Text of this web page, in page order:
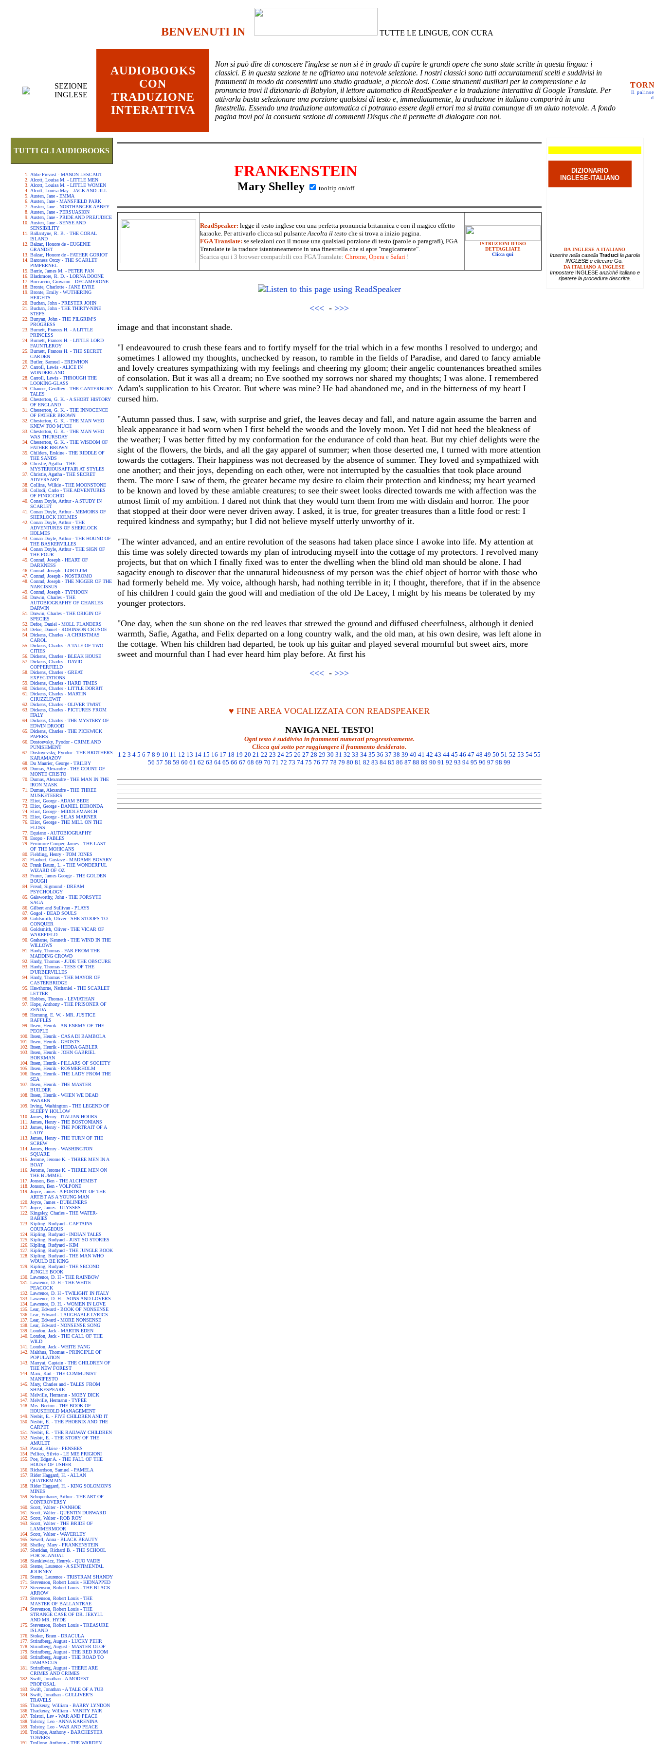
BENVENUTI IN TUTTE LE LINGUE, CON CURA
SEZIONE
INGLESE
AUDIOBOOKS
CON
TRADUZIONE
INTERATTIVA
Non si può dire di conoscere l'inglese se non si è in grado di capire le grandi opere che sono state scritte in questa lingua: i
classici. E in questa sezione te ne offriamo una notevole selezione. I nostri classici sono tutti accuratamenti scelti e suddivisi in
frammenti in modo da consentirti uno studio graduale, a piccole dosi. Come strumenti ausiliari per la comprensione e la
pronuncia trovi il dizionario di Babylon, il lettore automatico di ReadSpeaker e la traduzione interattiva di Google Translate. Per
attivarla basta selezionare una porzione qualsiasi di testo e, immediatamente, la traduzione in italiano comparirà in una
finestrella. Essendo una traduzione automatica ci potranno essere degli errori ma si tratta comunque di un aiuto notevole. A fondo
pagina trovi poi la consueta sezione di commenti Disqus che ti permette di dialogare con noi.
Il
TUTTI GLI AUDIOBOOKS
Abbe Prevost - MANON LESCAUT
Alcott, Louisa M. - LITTLE MEN
Alcott, Louisa M. - LITTLE WOMEN
Alcott, Louisa May - JACK AND JILL
Austen, Jane - EMMA
Austen, Jane - MANSFIELD PARK
Austen, Jane - NORTHANGER ABBEY
Austen, Jane - PERSUASION
Austen, Jane - PRIDE AND PREJUDICE
Austen, Jane - SENSE AND
SENSIBILITY
Ballantyne, R. B. - THE CORAL
ISLAND
Balzac, Honore de - EUGENIE
GRANDET
Balzac, Honore de - FATHER GORIOT
Baroness Orczy - THE SCARLET
PIMPERNEL
Barrie, James M. - PETER PAN
Blackmore, R. D. - LORNA DOONE
Boccaccio, Giovanni - DECAMERONE
Bronte, Charlotte - JANE EYRE
Bronte, Emily - WUTHERING
HEIGHTS
Buchan, John - PRESTER JOHN
Buchan, John - THE THIRTY-NINE
STEPS
Bunyan, John - THE PILGRIM'S
PROGRESS
Burnett, Frances H. - A LITTLE
PRINCESS
Burnett, Frances H. - LITTLE LORD
FAUNTLEROY
Burnett, Frances H. - THE SECRET
GARDEN
Butler, Samuel - EREWHON
Carroll, Lewis - ALICE IN
WONDERLAND
Carroll, Lewis - THROUGH THE
LOOKING-GLASS
Chaucer, Geoffrey - THE CANTERBURY
TALES
Chesterton, G. K. - A SHORT HISTORY
OF ENGLAND
Chesterton, G. K. - THE INNOCENCE
OF FATHER BROWN
Chesterton, G. K. - THE MAN WHO
KNEW TOO MUCH
Chesterton, G. K. - THE MAN WHO
WAS THURSDAY
Chesterton, G. K. - THE WISDOM OF
FATHER BROWN
Childers, Erskine - THE RIDDLE OF
THE SANDS
Christie, Agatha - THE
MYSTERIOUSAFFAIR AT STYLES
Christie, Agatha - THE SECRET
ADVERSARY
Collins, Wilkie - THE MOONSTONE
Collodi, Carlo - THE ADVENTURES
OF PINOCCHIO
Conan Doyle, Arthur - A STUDY IN
SCARLET
Conan Doyle, Arthur - MEMOIRS OF
SHERLOCK HOLMES
Conan Doyle, Arthur - THE
ADVENTURES OF SHERLOCK
HOLMES
Conan Doyle, Arthur - THE HOUND OF
THE BASKERVILLES
Conan Doyle, Arthur - THE SIGN OF
THE FOUR
Conrad, Joseph - HEART OF
DARKNESS
Conrad, Joseph - LORD JIM
Conrad, Joseph - NOSTROMO
Conrad, Joseph - THE NIGGER OF THE
NARCISSUS
Conrad, Joseph - TYPHOON
Darwin, Charles - THE
AUTOBIOGRAPHY OF CHARLES
DARWIN
Darwin, Charles - THE ORIGIN OF
SPECIES
Defoe, Daniel - MOLL FLANDERS
Defoe, Daniel - ROBINSON CRUSOE
Dickens, Charles - A CHRISTMAS
CAROL
Dickens, Charles - A TALE OF TWO
CITIES
Dickens, Charles - BLEAK HOUSE
Dickens, Charles - DAVID
COPPERFIELD
Dickens, Charles - GREAT
EXPECTATIONS
Dickens, Charles - HARD TIMES
Dickens, Charles - LITTLE DORRIT
Dickens, Charles - MARTIN
CHUZZLEWIT
Dickens, Charles - OLIVER TWIST
Dickens, Charles - PICTURES FROM
ITALY
Dickens, Charles - THE MYSTERY OF
EDWIN DROOD
Dickens, Charles - THE PICKWICK
PAPERS
Dostoevsky, Fyodor - CRIME AND
PUNISHMENT
Dostoyevsky, Fyodor - THE BROTHERS
KARAMAZOV
Du Maurier, George - TRILBY
Dumas, Alexandre - THE COUNT OF
MONTE CRISTO
Dumas, Alexandre - THE MAN IN THE
IRON MASK
Dumas, Alexandre - THE THREE
MUSKETEERS
Eliot, George - ADAM BEDE
Eliot, George - DANIEL DERONDA
Eliot, George - MIDDLEMARCH
Eliot, George - SILAS MARNER
Eliot, George - THE MILL ON THE
FLOSS
Equiano - AUTOBIOGRAPHY
Esopo - FABLES
Fenimore Cooper, James - THE LAST
OF THE MOHICANS
Fielding, Henry - TOM JONES
Flaubert, Gustave - MADAME BOVARY
Frank Baum, L. - THE WONDERFUL
WIZARD OF OZ
Frazer, James George - THE GOLDEN
BOUGH
Freud, Sigmund - DREAM
PSYCHOLOGY
Galsworthy, John - THE FORSYTE
SAGA
Gilbert and Sullivan - PLAYS
Gogol - DEAD SOULS
Goldsmith, Oliver - SHE STOOPS TO
CONQUER
Goldsmith, Oliver - THE VICAR OF
WAKEFIELD
Grahame, Kenneth - THE WIND IN THE
WILLOWS
Hardy, Thomas - FAR FROM THE
MADDING CROWD
Hardy, Thomas - JUDE THE OBSCURE
Hardy, Thomas - TESS OF THE
D'URBERVILLES
Hardy, Thomas - THE MAYOR OF
CASTERBRIDGE
Hawthorne, Nathaniel - THE SCARLET
LETTER
Hobbes, Thomas - LEVIATHAN
Hope, Anthony - THE PRISONER OF
ZENDA
Hornung, E. W. - MR. JUSTICE
RAFFLES
Ibsen, Henrik - AN ENEMY OF THE
PEOPLE
Ibsen, Henrik - CASA DI BAMBOLA
Ibsen, Henrik - GHOSTS
Ibsen, Henrik - HEDDA GABLER
Ibsen, Henrik - JOHN GABRIEL
BORKMAN
Ibsen, Henrik - PILLARS OF SOCIETY
Ibsen, Henrik - ROSMERHOLM
Ibsen, Henrik - THE LADY FROM THE
SEA
Ibsen, Henrik - THE MASTER
BUILDER
Ibsen, Henrik - WHEN WE DEAD
AWAKEN
Irving, Washington - THE LEGEND OF
SLEEPY HOLLOW
James, Henry - ITALIAN HOURS
James, Henry - THE BOSTONIANS
James, Henry - THE PORTRAIT OF A
LADY
James, Henry - THE TURN OF THE
SCREW
James, Henry - WASHINGTON
SQUARE
Jerome, Jerome K. - THREE MEN IN A
BOAT
Jerome, Jerome K. - THREE MEN ON
THE BUMMEL
Jonson, Ben - THE ALCHEMIST
Jonson, Ben - VOLPONE
Joyce, James - A PORTRAIT OF THE
ARTIST AS A YOUNG MAN
Joyce, James - DUBLINERS
Joyce, James - ULYSSES
Kingsley, Charles - THE WATER-
BABIES
Kipling, Rudyard - CAPTAINS
COURAGEOUS
Kipling, Rudyard - INDIAN TALES
Kipling, Rudyard - JUST SO STORIES
Kipling, Rudyard - KIM
Kipling, Rudyard - THE JUNGLE BOOK
Kipling, Rudyard - THE MAN WHO
WOULD BE KING
Kipling, Rudyard - THE SECOND
JUNGLE BOOK
Lawrence, D. H - THE RAINBOW
Lawrence, D. H - THE WHITE
PEACOCK
Lawrence, D. H - TWILIGHT IN ITALY
Lawrence, D. H. - SONS AND LOVERS
Lawrence, D. H. - WOMEN IN LOVE
Lear, Edward - BOOK OF NONSENSE
Lear, Edward - LAUGHABLE LYRICS
Lear, Edward - MORE NONSENSE
Lear, Edward - NONSENSE SONG
London, Jack - MARTIN EDEN
London, Jack - THE CALL OF THE
WILD
London, Jack - WHITE FANG
Malthus, Thomas - PRINCIPLE OF
POPULATION
Marryat, Captain - THE CHILDREN OF
THE NEW FOREST
Marx, Karl - THE COMMUNIST
MANIFESTO
Mary, Charles and - TALES FROM
SHAKESPEARE
Melville, Hermann - MOBY DICK
Melville, Hermann - TYPEE
Mrs. Beeton - THE BOOK OF
HOUSEHOLD MANAGEMENT
Nesbit, E. - FIVE CHILDREN AND IT
Nesbit, E. - THE PHOENIX AND THE
CARPET
Nesbit, E. - THE RAILWAY CHILDREN
Nesbit, E. - THE STORY OF THE
AMULET
Pascal, Blaise - PENSEES
Pellico, Silvio - LE MIE PRIGIONI
Poe, Edgar A. - THE FALL OF THE
HOUSE OF USHER
Richardson, Samuel - PAMELA
Rider Haggard, H. - ALLAN
QUATERMAIN
Rider Haggard, H. - KING SOLOMON'S
MINES
Schopenhauer, Arthur - THE ART OF
CONTROVERSY
Scott, Walter - IVANHOE
Scott, Walter - QUENTIN DURWARD
Scott, Walter - ROB ROY
Scott, Walter - THE BRIDE OF
LAMMERMOOR
Scott, Walter - WAVERLEY
Sewell, Anna - BLACK BEAUTY
Shelley, Mary - FRANKENSTEIN
Sheridan, Richard B. - THE SCHOOL
FOR SCANDAL
Sienkiewicz, Henryk - QUO VADIS
Sterne, Laurence - A SENTIMENTAL
JOURNEY
Sterne, Laurence - TRISTRAM SHANDY
Stevenson, Robert Louis - KIDNAPPED
Stevenson, Robert Louis - THE BLACK
ARROW
Stevenson, Robert Louis - THE
MASTER OF BALLANTRAE
Stevenson, Robert Louis - THE
STRANGE CASE OF DR. JEKYLL
AND MR. HYDE
Stevenson, Robert Louis - TREASURE
ISLAND
Stoker, Bram - DRACULA
Strindberg, August - LUCKY PEHR
Strindberg, August - MASTER OLOF
Strindberg, August - THE RED ROOM
Strindberg, August - THE ROAD TO
DAMASCUS
Strindberg, August - THERE ARE
CRIMES AND CRIMES
Swift, Jonathan - A MODEST
PROPOSAL
Swift, Jonathan - A TALE OF A TUB
Swift, Jonathan - GULLIVER'S
TRAVELS
Thackeray, William - BARRY LYNDON
Thackeray, William - VANITY FAIR
Tolstoi, Lev - WAR AND PEACE
Tolstoy, Leo - ANNA KARENINA
Tolstoy, Leo - WAR AND PEACE
Trollope, Anthony - BARCHESTER
TOWERS
Trollope, Anthony - THE WARDEN
FRANKENSTEIN
Mary Shelley tooltip on/off
ReadSpeaker: legge il testo inglese con una perfetta pronuncia britannica e con il magico effetto
karaoke. Per attivarlo clicca sul pulsanteAscolta il testo che si trova a inizio pagina.
FGA Translate: se selezioni con il mouse una qualsiasi porzione di testo (parole o paragrafi), FGA
Translate te la traduce istantaneamente in una finestrella che si apre "magicamente".
Scarica qui i 3 browser compatibili con FGA Translate: Chrome, Operae Safari !
ISTRUZIONI D'USO
DETTAGLIATE
Clicca qui
<<< - >>>
image and that inconstant shade.
"I endeavoured to crush these fears and to fortify myself for the trial which in a few months I resolved to undergo; and
sometimes I allowed my thoughts, unchecked by reason, to ramble in the fields of Paradise, and dared to fancy amiable
and lovely creatures sympathizing with my feelings and cheering my gloom; their angelic countenances breathed smiles
of consolation. But it was all a dream; no Eve soothed my sorrows nor shared my thoughts; I was alone. I remembered
Adam's supplication to his Creator. But where was mine? He had abandoned me, and in the bitterness of my heart I
cursed him.
"Autumn passed thus. I saw, with surprise and grief, the leaves decay and fall, and nature again assume the barren and
bleak appearance it had worn when I first beheld the woods and the lovely moon. Yet I did not heed the bleakness of
the weather; I was better fitted by my conformation for the endurance of cold than heat. But my chief delights were the
sight of the flowers, the birds, and all the gay apparel of summer; when those deserted me, I turned with more attention
towards the cottagers. Their happiness was not decreased by the absence of summer. They loved and sympathized with
one another; and their joys, depending on each other, were not interrupted by the casualties that took place around
them. The more I saw of them, the greater became my desire to claim their protection and kindness; my heart yearned
to be known and loved by these amiable creatures; to see their sweet looks directed towards me with affection was the
utmost limit of my ambition. I dared not think that they would turn them from me with disdain and horror. The poor
that stopped at their door were never driven away. I asked, it is true, for greater treasures than a little food or rest: I
required kindness and sympathy; but I did not believe myself utterly unworthy of it.
"The winter advanced, and an entire revolution of the seasons had taken place since I awoke into life. My attention at
this time was solely directed towards my plan of introducing myself into the cottage of my protectors. I revolved many
projects, but that on which I finally fixed was to enter the dwelling when the blind old man should be alone. I had
sagacity enough to discover that the unnatural hideousness of my person was the chief object of horror with those who
had formerly beheld me. My voice, although harsh, had nothing terrible in it; I thought, therefore, that if in the absence
of his children I could gain the good will and mediation of the old De Lacey, I might by his means be tolerated by my
younger protectors.
"One day, when the sun shone on the red leaves that strewed the ground and diffused cheerfulness, although it denied
warmth, Safie, Agatha, and Felix departed on a long country walk, and the old man, at his own desire, was left alone in
the cottage. When his children had departed, he took up his guitar and played several mournful but sweet airs, more
sweet and mournful than I had ever heard him play before. At first his
<<< - >>>
♥ FINE AREA VOCALIZZATA CON READSPEAKER
NAVIGA NEL TESTO!
Ogni testo è suddiviso in frammenti numerati progressivamente.
Clicca qui sotto per raggiungere il frammento desiderato.
1 2 3 4 5 6 7 8 9 10 11 12 13 14 15 16 17 18 19 20 21 22 23 24 25 26 27 28 29 30 31 32 33 34 35 36 37 38 39 40 41 42 43 44 45 46 47 48 49 50 51 52 53 54 55
56 57 58 59 60 61 62 63 64 65 66 67 68 69 70 71 72 73 74 75 76 77 78 79 80 81 82 83 84 85 86 87 88 89 90 91 92 93 94 95 96 97 98 99
DIZIONARIO
INGLESE-ITALIANO
DA INGLESE A ITALIANO
Inserire nella casella Traducila parola
INGLESE e cliccare Go.
DA ITALIANO A INGLESE
Impostare INGLESEanziché italianoe
ripetere la procedura descritta.